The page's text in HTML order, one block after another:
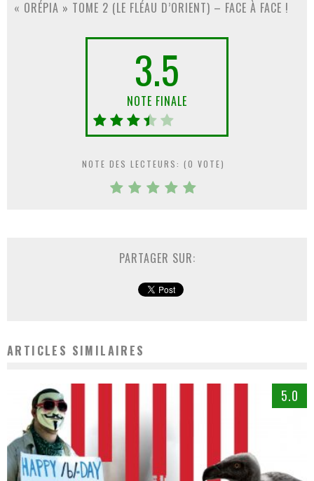
« ORÉPIA » TOME 2 (LE FLÉAU D’ORIENT) – FACE À FACE !
3.5
NOTE FINALE
NOTE DES LECTEURS: (0 VOTE)
PARTAGER SUR:
ARTICLES SIMILAIRES
5.0